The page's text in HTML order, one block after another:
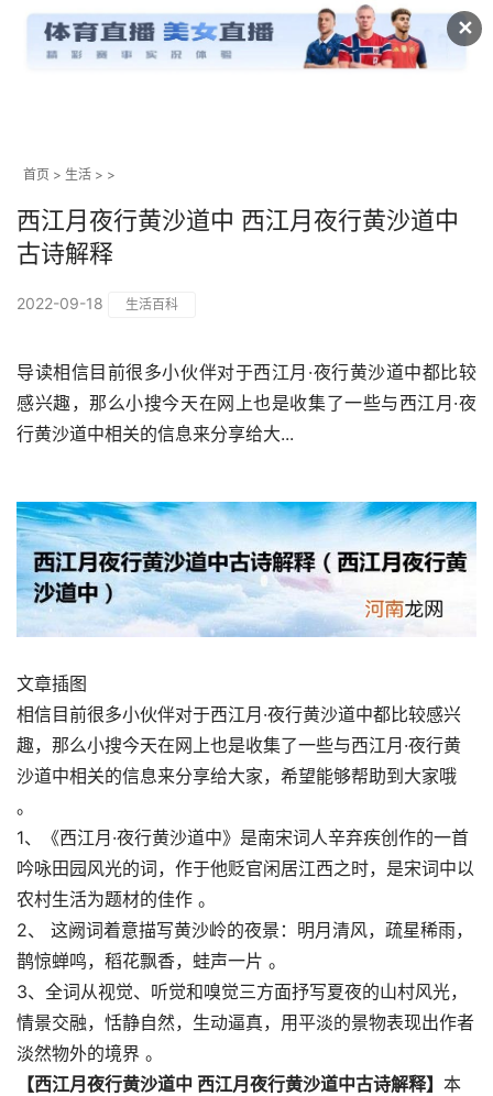
✕
首页 > 生活 > >
西江月夜行黄沙道中 西江月夜行黄沙道中
古诗解释
2022-09-18 生活百科
导读相信目前很多小伙伴对于西江月·夜行黄沙道中都比较
感兴趣，那么小搜今天在网上也是收集了一些与西江月·夜
行黄沙道中相关的信息来分享给大...
文章插图
相信目前很多小伙伴对于西江月·夜行黄沙道中都比较感兴
趣，那么小搜今天在网上也是收集了一些与西江月·夜行黄
沙道中相关的信息来分享给大家，希望能够帮助到大家哦
。
1、《西江月·夜行黄沙道中》是南宋词人辛弃疾创作的一首
吟咏田园风光的词，作于他贬官闲居江西之时，是宋词中以
农村生活为题材的佳作 。
2、 这阙词着意描写黄沙岭的夜景：明月清风，疏星稀雨，
鹊惊蝉鸣，稻花飘香，蛙声一片 。
3、全词从视觉、听觉和嗅觉三方面抒写夏夜的山村风光，
情景交融，恬静自然，生动逼真，用平淡的景物表现出作者
淡然物外的境界 。
【西江月夜行黄沙道中 西江月夜行黄沙道中古诗解释】 本